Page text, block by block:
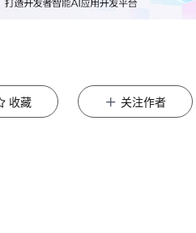
收藏 关注作者